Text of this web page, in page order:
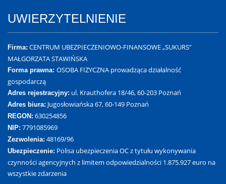
UWIERZYTELNIENIE
Firma: CENTRUM UBEZPIECZENIOWO-FINANSOWE „SUKURS”
MAŁGORZATA STAWIŃSKA
Forma prawna: OSOBA FIZYCZNA prowadząca działalność
gospodarczą
Adres rejestracyjny: ul. Krauthofera 18/46, 60-203 Poznań
Adres biura: Jugosłowiańska 67, 60-149 Poznań
REGON: 630254856
NIP: 7791085969
Zezwolenia: 48169/96
Ubezpieczenie: Polisa ubezpieczenia OC z tytułu wykonywania
czynności agencyjnych z limitem odpowiedzialności 1.875.927 euro na
wszystkie zdarzenia